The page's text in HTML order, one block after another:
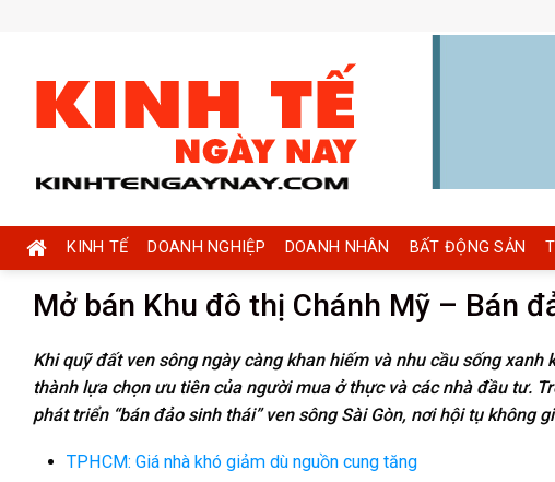
KINH TẾ DOANH NGHIỆP DOANH NHÂN BẤT ĐỘNG SẢN
Mở bán Khu đô thị Chánh Mỹ – Bán
Khi quỹ đất ven sông ngày càng khan hiếm và nhu cầu sống
thành lựa chọn ưu tiên của người mua ở thực và các nhà đầu tư.
phát triển “bán đảo sinh thái” ven sông Sài Gòn, nơi hội tụ không
TPHCM: Giá nhà khó giảm dù nguồn cung tăng